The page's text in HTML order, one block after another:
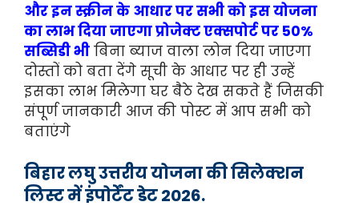
और इन स्क्रीन के आधार पर सभी को इस योजना
का लाभ दिया जाएगा प्रोजेक्ट एक्सपोर्ट पर 50%
सब्सिडी भी बिना ब्याज वाला लोन दिया जाएगा
दोस्तों को बता देंगे सूची के आधार पर ही उन्हें
इसका लाभ मिलेगा घर बैठे देख सकते हैं जिसकी
संपूर्ण जानकारी आज की पोस्ट में आप सभी को
बताएंगे
बिहार लघु उत्तरीय योजना की सिलेक्शन
लिस्ट में इंपोर्टेंट डेट 2026.